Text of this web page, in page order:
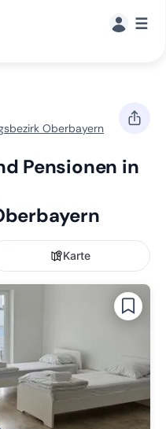
☰
Oberbayern
Pensionen in
Karte